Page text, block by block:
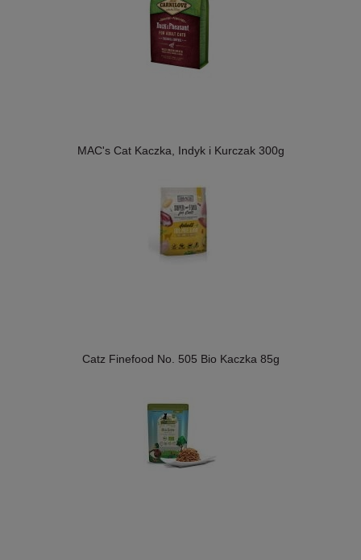
MAC's Cat Kaczka, Indyk i Kurczak 300g
Catz Finefood No. 505 Bio Kaczka 85g